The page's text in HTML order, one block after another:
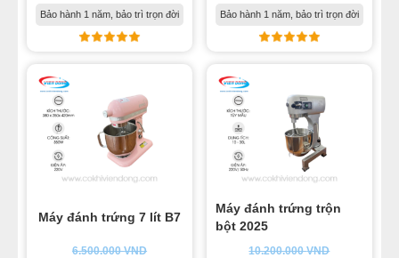
Bảo hành 1 năm, bảo trì trọn đời Bảo hành 1 năm, bảo trì trọn đời
Máy đánh trứng 7 lít B7
6.500.000VND
Máy đánh trứng trộn
bột 2025
10.200.000VND